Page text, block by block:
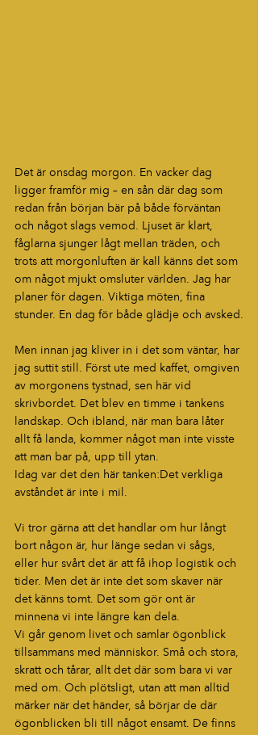
Det är onsdag morgon. En vacker dag
ligger framför mig – en sån där dag som
redan från början bär på både förväntan
och något slags vemod. Ljuset är klart,
fåglarna sjunger lågt mellan träden, och
trots att morgonluften är kall känns det som
om något mjukt omsluter världen. Jag har
planer för dagen. Viktiga möten, fina
stunder. En dag för både glädje och avsked.
Men innan jag kliver in i det som väntar, har
jag suttit still. Först ute med kaffet, omgiven
av morgonens tystnad, sen här vid
skrivbordet. Det blev en timme i tankens
landskap. Och ibland, när man bara låter
allt få landa, kommer något man inte visste
att man bar på, upp till ytan.
Idag var det den här tanken:Det verkliga
avståndet är inte i mil.
Vi tror gärna att det handlar om hur långt
bort någon är, hur länge sedan vi sågs,
eller hur svårt det är att få ihop logistik och
tider. Men det är inte det som skaver när
det känns tomt. Det som gör ont är
minnena vi inte längre kan dela.
Vi går genom livet och samlar ögonblick
tillsammans med människor. Små och stora,
skratt och tårar, allt det där som bara vi var
med om. Och plötsligt, utan att man alltid
märker när det händer, så börjar de där
ögonblicken bli till något ensamt. De finns